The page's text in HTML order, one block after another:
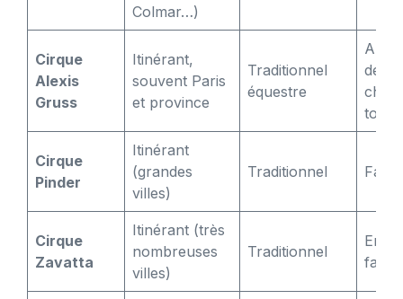
Colmar…)
Cirque
Alexis
Gruss
Itinérant,
souvent Paris
et province
Traditionnel
équestre
de
tous
Cirque
Pinder
Itinérant
(grandes
villes)
Traditionnel
Cirque
Zavatta
Itinérant (très
nombreuses
villes)
Traditionnel